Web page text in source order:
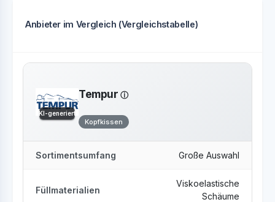
Anbieter im Vergleich (Vergleichstabelle)
KI-generiert
Tempur
Kopfkissen
Sortimentsumfang Große Auswahl
Füllmaterialien
Viskoelastische
Schäume